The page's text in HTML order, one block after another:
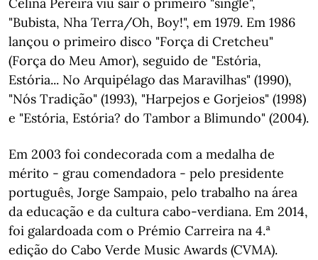
"Bubista, Nha Terra/Oh, Boy!", em 1979. Em 1986
lançou o primeiro disco "Força di Cretcheu"
(Força do Meu Amor), seguido de "Estória,
Estória... No Arquipélago das Maravilhas" (1990),
"Nós Tradição" (1993), "Harpejos e Gorjeios" (1998)
e "Estória, Estória? do Tambor a Blimundo" (2004).
Em 2003 foi condecorada com a medalha de
mérito - grau comendadora - pelo presidente
português, Jorge Sampaio, pelo trabalho na área
da educação e da cultura cabo-verdiana. Em 2014,
foi galardoada com o Prémio Carreira na 4.ª
edição do Cabo Verde Music Awards (CVMA).